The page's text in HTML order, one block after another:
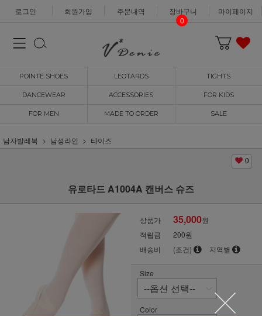
로그인 회원가입 주문내역
장바구니
0
마이페이지
POINTE SHOES LEOTARDS TIGHTS
DANCEWEAR ACCESSORIES FOR KIDS
FOR MEN MADE TO ORDER SALE
남자발레복 남성라인 타이즈
0
유로타드 A1004A 캔버스 슈즈
상품가 35,000원
적립금
200원
배송비
(조건) 지역별
Size
Color